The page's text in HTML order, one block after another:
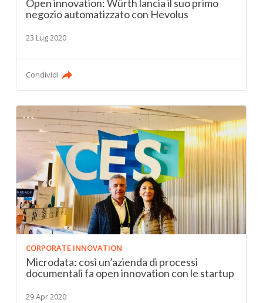
Open innovation: Würth lancia il suo primo
negozio automatizzato con Hevolus
23 Lug 2020
Condividi
CORPORATE INNOVATION
Microdata: così un’azienda di processi
documentali fa open innovation con le startup
29 Apr 2020